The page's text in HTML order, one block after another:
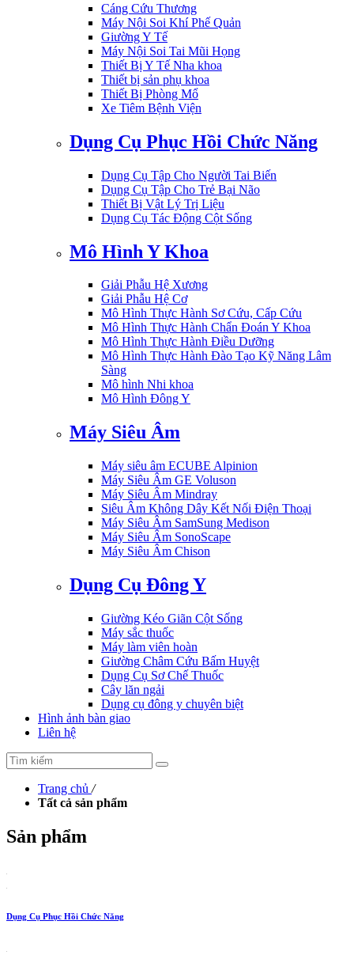
Cáng Cứu Thương
Máy Nội Soi Khí Phế Quản
Giường Y Tế
Máy Nội Soi Tai Mũi Họng
Thiết Bị Y Tế Nha khoa
Thiết bị sản phụ khoa
Thiết Bị Phòng Mổ
Xe Tiêm Bệnh Viện
Dụng Cụ Phục Hồi Chức Năng
Dụng Cụ Tập Cho Người Tai Biến
Dụng Cụ Tập Cho Trẻ Bại Não
Thiết Bị Vật Lý Trị Liệu
Dụng Cụ Tác Động Cột Sống
Mô Hình Y Khoa
Giải Phẫu Hệ Xương
Giải Phẫu Hệ Cơ
Mô Hình Thực Hành Sơ Cứu, Cấp Cứu
Mô Hình Thực Hành Chẩn Đoán Y Khoa
Mô Hình Thực Hành Điều Dưỡng
Mô Hình Thực Hành Đào Tạo Kỹ Năng Lâm
Sàng
Mô hình Nhi khoa
Mô Hình Đông Y
Máy Siêu Âm
Máy siêu âm ECUBE Alpinion
Máy Siêu Âm GE Voluson
Máy Siêu Âm Mindray
Siêu Âm Không Dây Kết Nối Điện Thoại
Máy Siêu Âm SamSung Medison
Máy Siêu Âm SonoScape
Máy Siêu Âm Chison
Dụng Cụ Đông Y
Giường Kéo Giãn Cột Sống
Máy sắc thuốc
Máy làm viên hoàn
Giường Châm Cứu Bấm Huyệt
Dụng Cụ Sơ Chế Thuốc
Cây lăn ngải
Dụng cụ đông y chuyên biệt
Hình ảnh bàn giao
Liên hệ
Trang chủ /
Tất cả sản phẩm
Sản phẩm
Dụng Cụ Phục Hồi Chức Năng